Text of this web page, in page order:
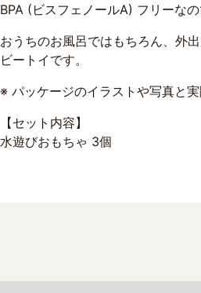
BPA (ビスフェノールA) フリーな
おうちのお風呂ではもちろん、外
ビートイです。
※ パッケージのイラストや写真と
【セット内容】
水遊びおもちゃ 3個